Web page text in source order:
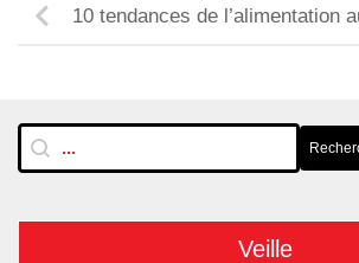
10 tendances de l’alimentation
RechTextuelle-BarreLat
Rechercher
Veille